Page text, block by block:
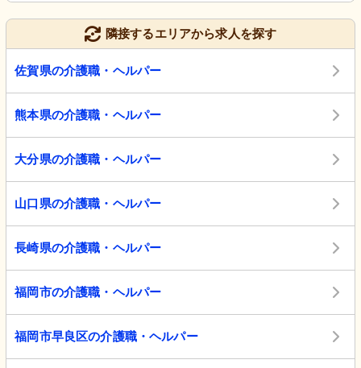
隣接するエリアから求人を探す
佐賀県の介護職・ヘルパー
熊本県の介護職・ヘルパー
大分県の介護職・ヘルパー
山口県の介護職・ヘルパー
長崎県の介護職・ヘルパー
福岡市の介護職・ヘルパー
福岡市早良区の介護職・ヘルパー